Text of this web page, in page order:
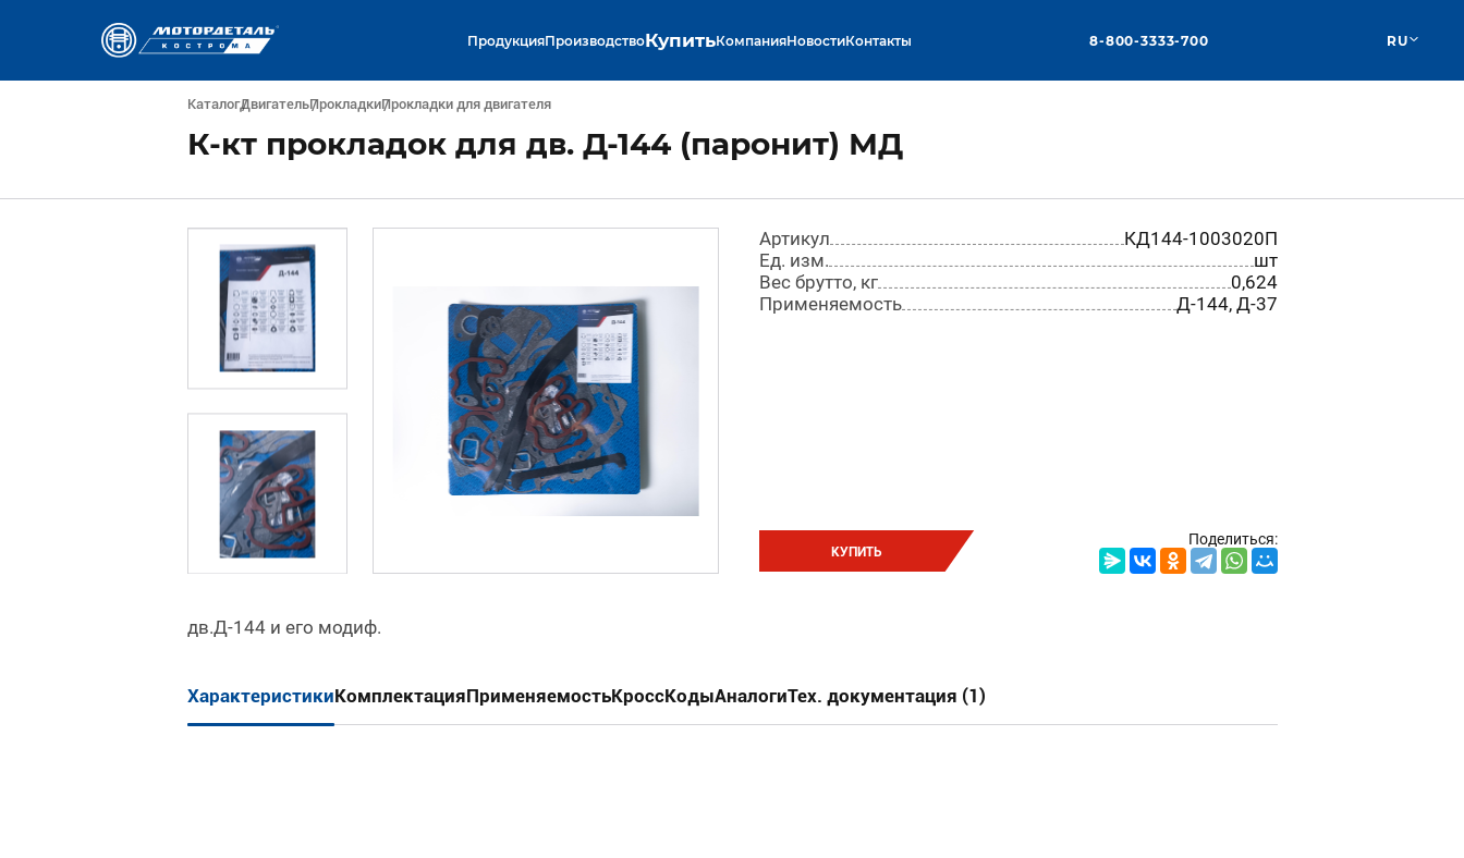
ПродукцияПроизводствоКупитьКомпанияНовостиКонтакты 8-800-3333-700 RU
КаталогДвигательПрокладкиПрокладки для двигателя
К-кт прокладок для дв. Д-144 (паронит) МД
Артикул
КД144-1003020П
Ед. изм.
шт
Вес брутто, кг
0,624
Применяемость
Д-144, Д-37
КУПИТЬ
Поделиться:
дв.Д-144 и его модиф.
ХарактеристикиКомплектацияПрименяемостьКроссКодыАналогиТех. документация (1)